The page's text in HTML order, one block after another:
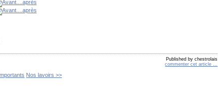
Published by chestrolais
commenter cet article
Nos lavoirs >>